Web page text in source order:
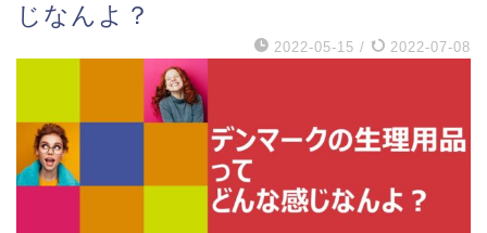
じなんよ？
2022-05-15 / 2022-07-08